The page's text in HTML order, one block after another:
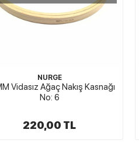
NURGE
Vidasız Ağaç Nakış Kasnağı
No: 6
220,00 TL